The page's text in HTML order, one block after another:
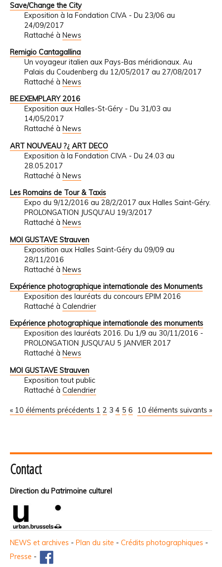
Save/Change the City
Exposition à la Fondation CIVA - Du 23/06 au
24/09/2017
Rattaché à News
Remigio Cantagallina
Un voyageur italien aux Pays-Bas méridionaux. Au
Palais du Coudenberg du 12/05/2017 au 27/08/2017
Rattaché à News
BE.EXEMPLARY 2016
Exposition aux Halles-St-Géry - Du 31/03 au
14/05/2017
Rattaché à News
ART NOUVEAU ?¿ ART DECO
Exposition à la Fondation CIVA - Du 24.03 au
28.05.2017
Rattaché à News
Les Romains de Tour & Taxis
Expo du 9/12/2016 au 28/2/2017 aux Halles Saint-Géry.
PROLONGATION JUSQU'AU 19/3/2017
Rattaché à News
MOI GUSTAVE Strauven
Exposition aux Halles Saint-Géry du 09/09 au
28/11/2016
Rattaché à News
Expérience photographique internationale des Monuments
Exposition des lauréats du concours EPIM 2016
Rattaché à Calendrier
Expérience photographique internationale des monuments
Exposition des lauréats 2016. Du 1/9 au 30/11/2016 -
PROLONGATION JUSQU'AU 5 JANVIER 2017
Rattaché à News
MOI GUSTAVE Strauven
Exposition tout public
Rattaché à Calendrier
« 10 éléments précédents 10 éléments suivants »
1 2 3 4 5 6
Contact
Direction du Patrimoine culturel
NEWS et archives - Plan du site - Crédits photographiques -
Presse -